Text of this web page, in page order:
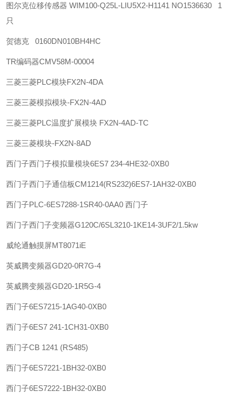
图尔克位移传感器 WIM100-Q25L-LIU5X2-H1141 NO1536630 1
只
贺德克 0160DN010BH4HC
TR编码器CMV58M-00004
三菱三菱PLC模块FX2N-4DA
三菱三菱模拟模块-FX2N-4AD
三菱三菱PLC温度扩展模块 FX2N-4AD-TC
三菱三菱模块-FX2N-8AD
西门子西门子模拟量模块6ES7 234-4HE32-0XB0
西门子西门子通信板CM1214(RS232)6ES7-1AH32-0XB0
西门子PLC-6ES7288-1SR40-0AA0 西门子
西门子西门子变频器G120C/6SL3210-1KE14-3UF2/1.5kw
威纶通触摸屏MT8071iE
英威腾变频器GD20-0R7G-4
英威腾变频器GD20-1R5G-4
西门子6ES7215-1AG40-0XB0
西门子6ES7 241-1CH31-0XB0
西门子CB 1241 (RS485)
西门子6ES7221-1BH32-0XB0
西门子6ES7222-1BH32-0XB0